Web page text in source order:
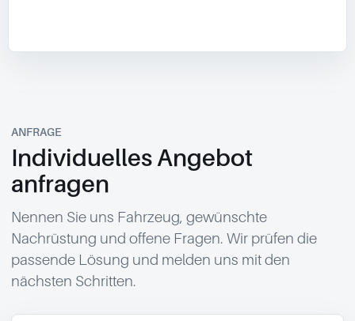
ANFRAGE
Individuelles Angebot
anfragen
Nennen Sie uns Fahrzeug, gewünschte
Nachrüstung und offene Fragen. Wir prüfen die
passende Lösung und melden uns mit den
nächsten Schritten.